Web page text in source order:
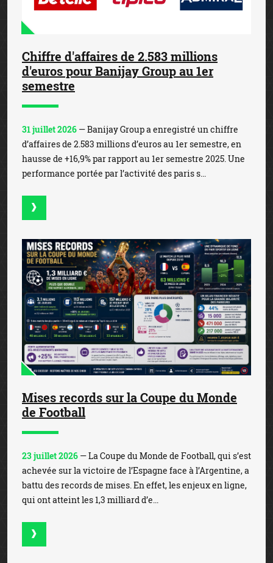
Chiffre d'affaires de 2.583 millions
d'euros pour Banijay Group au 1er
semestre
31 juillet 2026 — Banijay Group a enregistré un chiffre
d’affaires de 2.583 millions d’euros au 1er semestre, en
hausse de +16,9% par rapport au 1er semestre 2025. Une
performance portée par l’activité des paris s...
Mises records sur la Coupe du Monde
de Football
23 juillet 2026 — La Coupe du Monde de Football, qui s’est
achevée sur la victoire de l’Espagne face à l’Argentine, a
battu des records de mises. En effet, les enjeux en ligne,
qui ont atteint les 1,3 milliard d’e...